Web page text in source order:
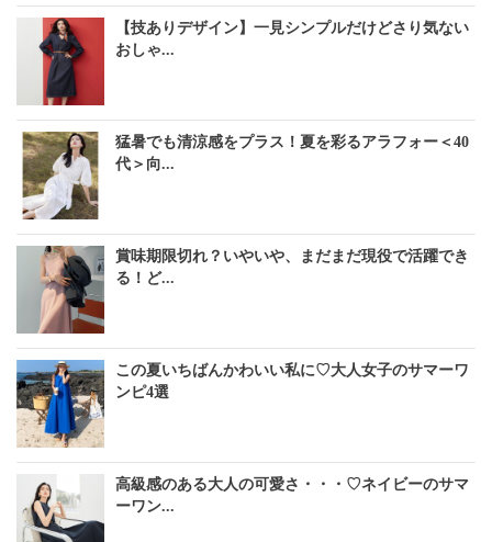
【技ありデザイン】一見シンプルだけどさり気ない
おしゃ...
猛暑でも清涼感をプラス！夏を彩るアラフォー＜40
代＞向...
賞味期限切れ？いやいや、まだまだ現役で活躍でき
る！ど...
この夏いちばんかわいい私に♡大人女子のサマーワ
ンピ4選
高級感のある大人の可愛さ・・・♡ネイビーのサマ
ーワン...